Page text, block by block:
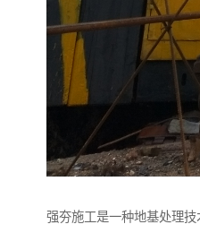
强夯施工是一种地基处理技